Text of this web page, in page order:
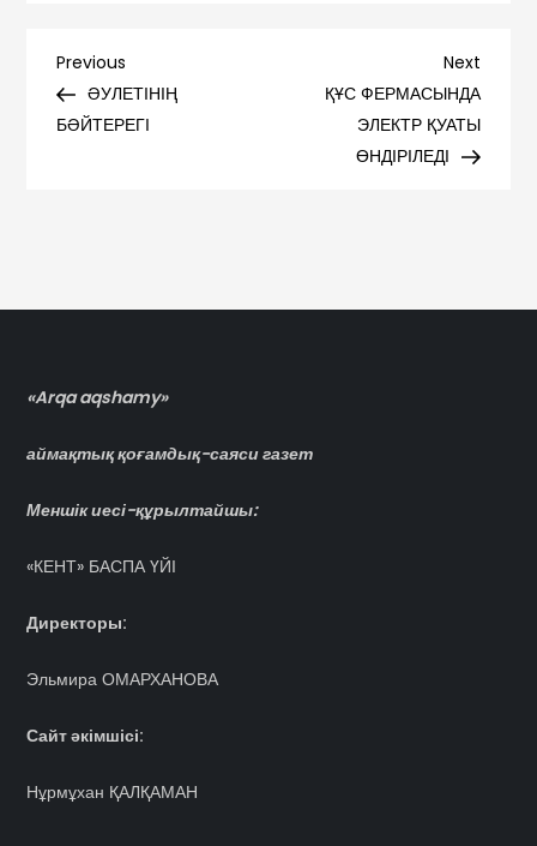
Навигация
по
Previous
Post
Previous
ӘУЛЕТІНІҢ
БӘЙТЕРЕГІ
Next
Post
Next
ҚҰС ФЕРМАСЫНДА
ЭЛЕКТР ҚУАТЫ
ӨНДІРІЛЕДІ
«Arqa aqshamy»
аймақтық қоғамдық-саяси газет
Меншік иесі-құрылтайшы:
«КЕНТ» БАСПА ҮЙІ
Директоры:
Эльмира ОМАРХАНОВА
Сайт әкімшісі:
Нұрмұхан ҚАЛҚАМАН